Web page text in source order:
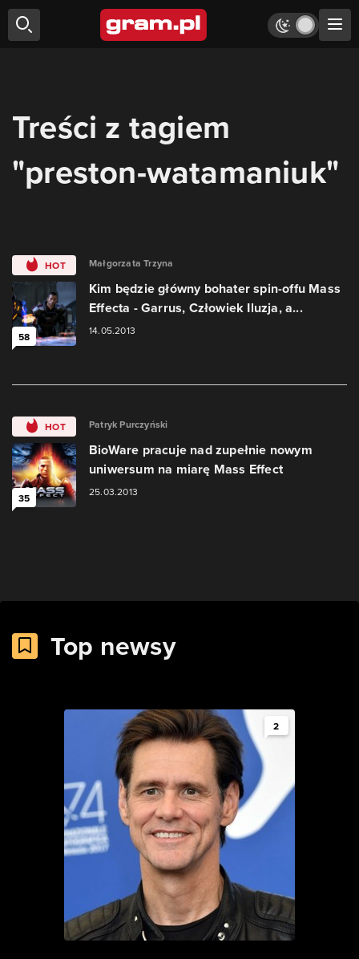
Treści z tagiem
"preston-watamaniuk"
HOT
58
Małgorzata Trzyna
Kim będzie główny bohater spin-offu Mass
Effecta - Garrus, Człowiek Iluzja, a...
14.05.2013
HOT
35
Patryk Purczyński
BioWare pracuje nad zupełnie nowym
uniwersum na miarę Mass Effect
25.03.2013
Top newsy
2